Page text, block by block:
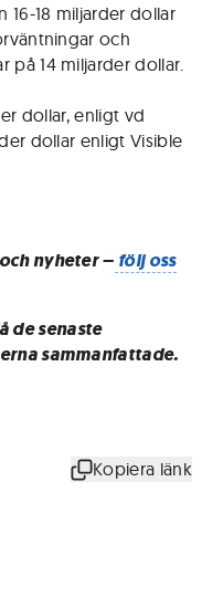
18 miljarder dollar
och
på 14 miljarder dollar.
dollar, enligt vd
dollar enligt Visible
nyheter – följ oss
de senaste
sammanfattade.
Kopiera länk